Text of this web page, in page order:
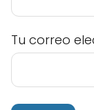
Tu correo